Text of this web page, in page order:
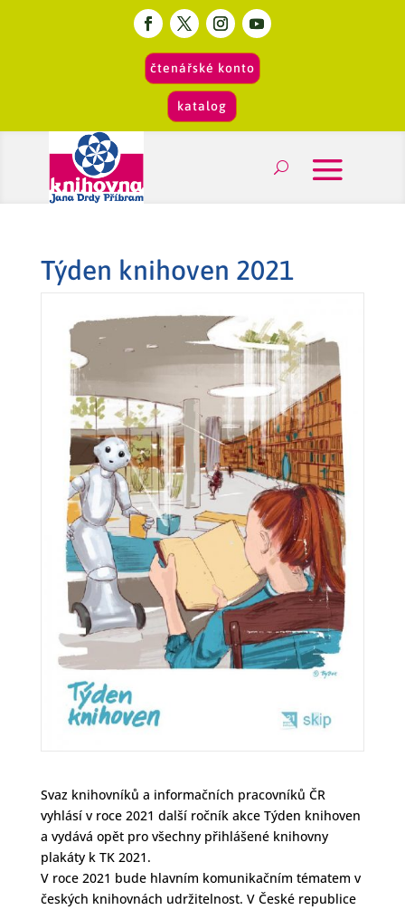
čtenářské konto
katalog
Týden knihoven 2021
Svaz knihovníků a informačních pracovníků ČR
vyhlásí v roce 2021 další ročník akce Týden knihoven
a vydává opět pro všechny přihlášené knihovny
plakáty k TK 2021.
V roce 2021 bude hlavním komunikačním tématem v
českých knihovnách udržitelnost. V České republice